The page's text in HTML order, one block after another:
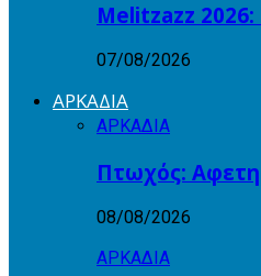
Melitzazz
07/08/2026
ΑΡΚΑΔΙΑ
ΑΡΚΑΔΙΑ
Πτωχός:
08/08/2026
ΑΡΚΑΔΙΑ